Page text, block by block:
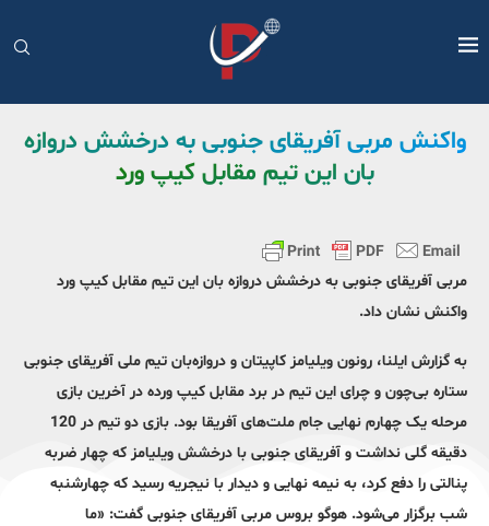
واکنش مربی آفریقای جنوبی به درخشش دروازه
بان این تیم مقابل کیپ ورد
مربی آفریقای جنوبی به درخشش دروازه بان این تیم مقابل کیپ ورد
واکنش نشان داد.
به گزارش ایلنا، رونون ویلیامز کاپیتان و دروازه‌بان تیم ملی آفریقای جنوبی
ستاره بی‌چون و چرای این تیم در برد مقابل کیپ ورده در آخرین بازی
مرحله یک چهارم نهایی جام ملت‌های آفریقا بود. بازی دو تیم در 120
دقیقه گلی نداشت و آفریقای جنوبی با درخشش ویلیامز که چهار ضربه
پنالتی را دفع کرد، به نیمه نهایی و دیدار با نیجریه رسید که چهارشنبه
شب برگزار می‌شود. هوگو بروس مربی آفریقای جنوبی گفت: «ما